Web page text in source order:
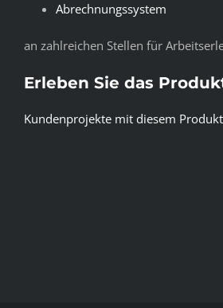
Abrechnungssystem
an zahlreichen Stellen für
Erleben Sie das
Kundenprojekte mit diesem